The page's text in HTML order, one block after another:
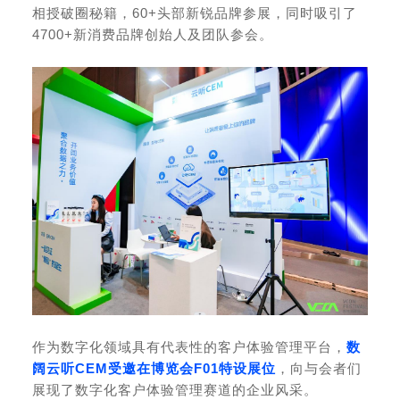
相授破圈秘籍，60+头部新锐品牌参展，同时吸引了
4700+新消费品牌创始人及团队参会。
作为数字化领域具有代表性的客户体验管理平台， 数
阔云听CEM受邀在博览会F01特设展位 ，向与会者们
展现了数字化客户体验管理赛道的企业风采。